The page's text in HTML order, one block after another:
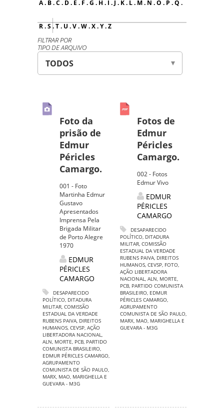
A. B.C . D. E . F .G . H. I . J . K. L. M. N .O . P .Q .
R.S .T. U .V.W.X.Y.Z
FILTRAR POR
TIPO DE ARQUIVO
Foto da
prisão de
Edmur
Péricles
Camargo.
001 - Foto
Martinha Edmur
Gustavo
Apresentados
Imprensa Pela
Brigada Militar
de Porto Alegre
1970
EDMUR
PÉRICLES
CAMARGO
DESAPARECIDO
POLÍTICO, DITADURA
MILITAR, COMISSÃO
ESTADUAL DA VERDADE
RUBENS PAIVA, DIREITOS
HUMANOS, CEVSP, AÇÃO
LIBERTADORA NACIONAL,
ALN, MORTE, PCB, PARTIDO
COMUNISTA BRASILEIRO,
EDMUR PÉRICLES CAMARGO,
AGRUPAMENTO
COMUNISTA DE SÃO PAULO,
MARX, MAO, MARIGHELLA E
GUEVARA - M3G
Fotos de
Edmur
Péricles
Camargo.
002 - Fotos
Edmur Vivo
EDMUR
PÉRICLES
CAMARGO
DESAPARECIDO
POLÍTICO, DITADURA
MILITAR, COMISSÃO
ESTADUAL DA VERDADE
RUBENS PAIVA, DIREITOS
HUMANOS, CEVSP, FOTO,
AÇÃO LIBERTADORA
NACIONAL, ALN, MORTE,
PCB, PARTIDO COMUNISTA
BRASILEIRO, EDMUR
PÉRICLES CAMARGO,
AGRUPAMENTO
COMUNISTA DE SÃO PAULO,
MARX, MAO, MARIGHELLA E
GUEVARA - M3G